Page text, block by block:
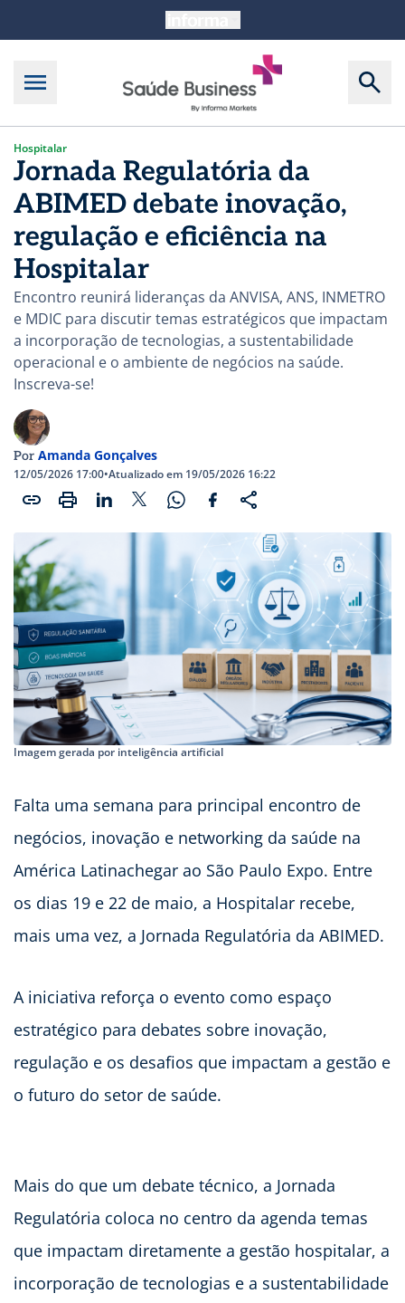
Hospitalar
Jornada Regulatória da
ABIMED debate inovação,
regulação e eficiência na
Hospitalar
Encontro reunirá lideranças da ANVISA, ANS, INMETRO
e MDIC para discutir temas estratégicos que impactam
a incorporação de tecnologias, a sustentabilidade
operacional e o ambiente de negócios na saúde.
Inscreva-se!
Por Amanda Gonçalves
12/05/2026 17:00•Atualizado em 19/05/2026 16:22
Imagem gerada por inteligência artificial
Falta uma semana para principal encontro de
negócios, inovação e networking da saúde na
América Latinachegar ao São Paulo Expo. Entre
os dias 19 e 22 de maio, a Hospitalar recebe,
mais uma vez, a Jornada Regulatória da ABIMED.
A iniciativa reforça o evento como espaço
estratégico para debates sobre inovação,
regulação e os desafios que impactam a gestão e
o futuro do setor de saúde.
Mais do que um debate técnico, a Jornada
Regulatória coloca no centro da agenda temas
que impactam diretamente a gestão hospitalar, a
incorporação de tecnologias e a sustentabilidade